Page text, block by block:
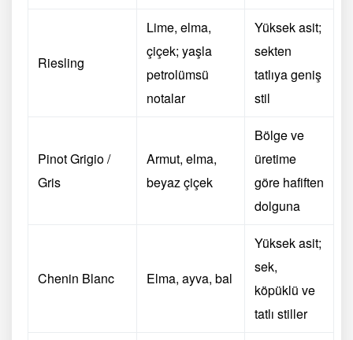
Riesling
Lime, elma,
çiçek; yaşla
petrolümsü
notalar
Yüksek asit;
sekten
tatlıya geniş
stil
Pinot Grigio /
Gris
Armut, elma,
beyaz çiçek
Bölge ve
üretime
göre hafiften
dolguna
Chenin Blanc Elma, ayva, bal
Yüksek asit;
sek,
köpüklü ve
tatlı stiller